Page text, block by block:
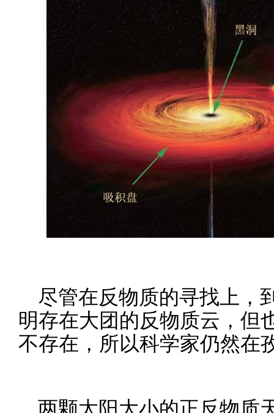
尽管在反物质的寻找上，
明存在大团的反物质云，但
不存在，所以科学家仍然在
两颗太阳大小的正反物质